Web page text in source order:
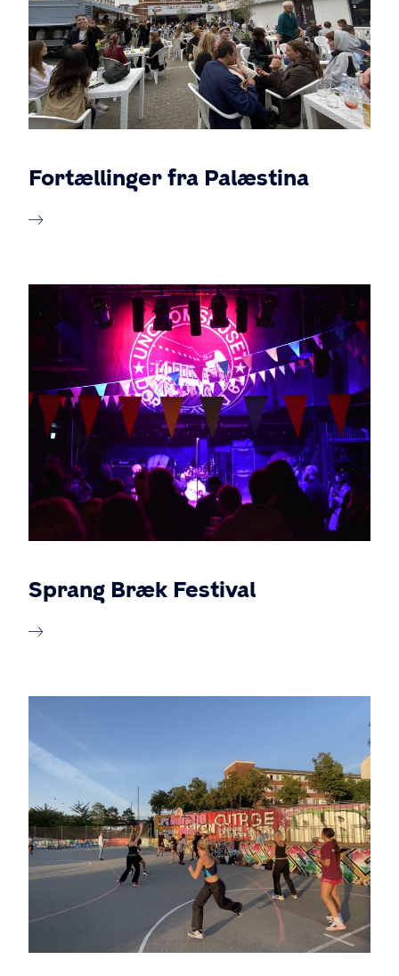
Fortællinger fra Palæstina
Sprang Bræk Festival